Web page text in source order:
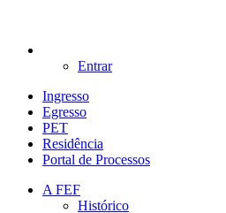
Entrar
Ingresso
Egresso
PET
Residência
Portal de Processos
A FEF
Histórico